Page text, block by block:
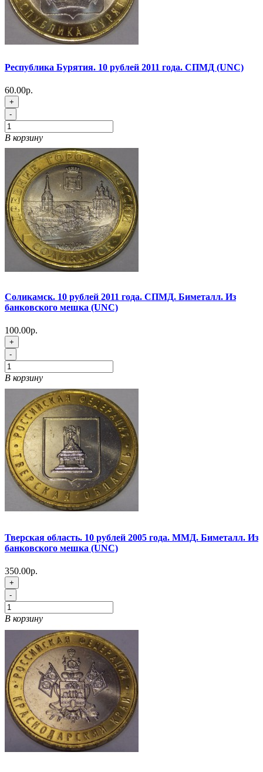
Республика Бурятия. 10 рублей 2011 года. СПМД (UNC)
60.00р.
+
-
В корзину
Соликамск. 10 рублей 2011 года. СПМД. Биметалл. Из
банковского мешка (UNC)
100.00р.
+
-
В корзину
Тверская область. 10 рублей 2005 года. ММД. Биметалл. Из
банковского мешка (UNC)
350.00р.
+
-
В корзину